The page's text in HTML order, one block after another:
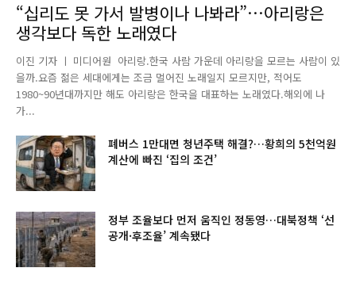
“십리도 못 가서 발병이나 나봐라”…아리랑은
생각보다 독한 노래였다
이진 기자 ㅣ 미디어원 아리랑.한국 사람 가운데 아리랑을 모르는 사람이 있
을까.요즘 젊은 세대에게는 조금 멀어진 노래일지 모르지만, 적어도
1980~90년대까지만 해도 아리랑은 한국을 대표하는 노래였다.해외에 나
가...
폐버스 1만대면 청년주택 해결?…황희의 5천억원
계산에 빠진 ‘집의 조건’
정부 조율보다 먼저 움직인 정동영…대북정책 ‘선
공개·후조율’ 계속됐다